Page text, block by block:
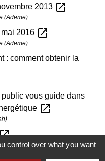
2013 open_in_new
(Ademe)
2016 open_in_new
(Ademe)
: comment obtenir la
vous guide dans
open_in_new
(Ademe)
control over what you want